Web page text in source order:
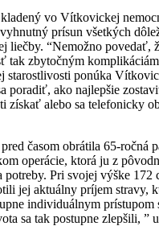
vo Vítkovickej
prísun všetkých
liečby. “Nemožno
zbytočným
starostlivosti ponúka
poradiť, ako najlepšie
alebo sa telefonicky
časom obrátila 65-ročná
operácie, ktorá ju z
Pri svojej výške
jej aktuálny príjem
individuálnym
sa tak postupne zlepšili,